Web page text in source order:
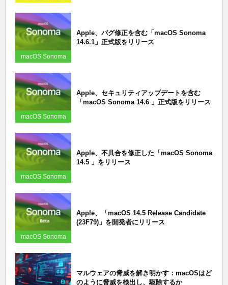
macOS Sonoma
Apple、バグ修正を含む「macOS Sonoma
14.6.1」正式版をリリース
macOS Sonoma
Apple、セキュリティアップデートを含む
「macOS Sonoma 14.6 」正式版をリリース
macOS Sonoma
Apple、不具合を修正した「macOS Sonoma
14.5 」をリリース
macOS Sonoma
Apple、「macOS 14.5 Release Candidate
(23F79)」を開発者にリリース
マルウェアの脅威を解き明かす：macOSはど
のように脅威を検出し、駆除するか